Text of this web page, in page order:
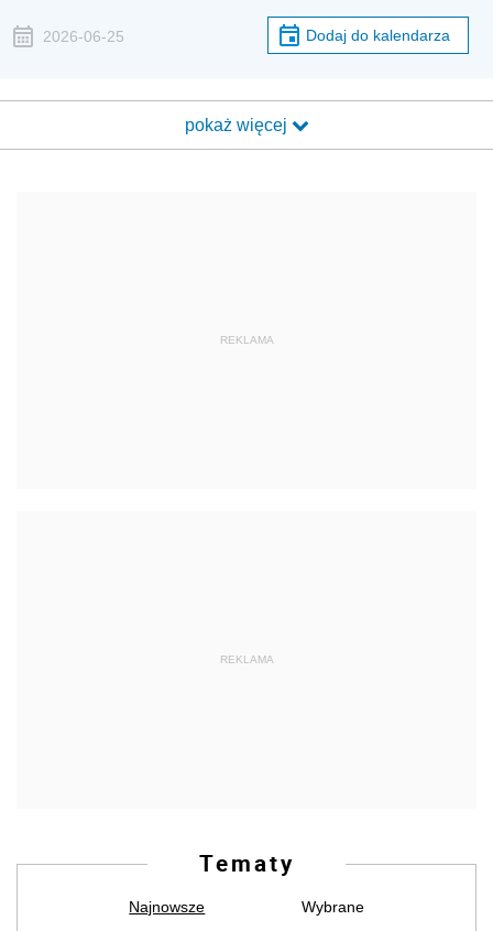
2026-06-25 Dodaj do kalendarza
pokaż więcej
REKLAMA
REKLAMA
Tematy
Najnowsze Wybrane